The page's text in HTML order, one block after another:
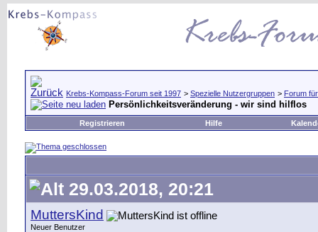
Krebs-Kompass-Forum seit 1997 > Spezielle Nutzergruppen > Forum
Persönlichkeitsveränderung - wir sind hilflos
Registrieren Hilfe
29.03.2018, 20:21
MuttersKind
Neuer Benutzer